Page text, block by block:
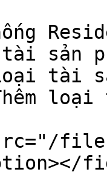
sản
tài
files/